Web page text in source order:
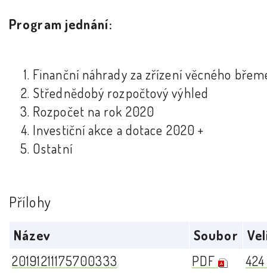
Program jednání:
Finanční náhrady za zřízení věcného
Střednědobý rozpočtový výhled
Rozpočet na rok 2020
Investiční akce a dotace 2020 +
Ostatní
Přílohy
Název Soubor
20191211175700333
PDF